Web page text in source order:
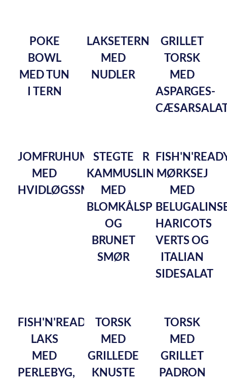
POKE
BOWL
MED TUN
I TERN
LAKSETERN
MED
NUDLER
GRILLET
TORSK
MED
ASPARGES-
JOMFRUHUMMERHALER
MED
HVIDLØGSSMØR
STEGTE
KAMMUSLINGER
MED
BLOMKÅLSPURÉ
OG
BRUNET
SMØR
MØRKSEJ
MED
HARICOTS
VERTS OG
ITALIAN
SIDESALAT
FISH'N'READY
LAKS
MED
PERLEBYG,
TORSK
MED
GRILLEDE
KNUSTE
TORSK
MED
GRILLET
PADRON